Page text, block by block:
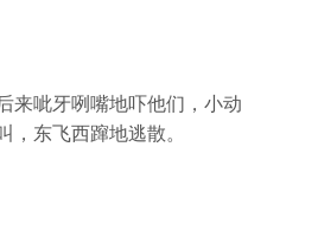
来呲牙咧嘴地吓他们，小动
，东飞西蹿地逃散。